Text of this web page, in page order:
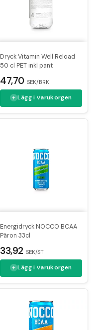
Dryck Vitamin Well Reload
50 cl PET inkl pant
47,70 SEK/BRK
Lägg i varukorgen
Energidryck NOCCO BCAA
Päron 33cl
33,92 SEK/ST
Lägg i varukorgen